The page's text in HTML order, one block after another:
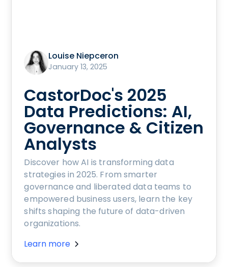
Louise Niepceron
January 13, 2025
CastorDoc's 2025
Data Predictions: AI,
Governance & Citizen
Analysts
Discover how AI is transforming data
strategies in 2025. From smarter
governance and liberated data teams to
empowered business users, learn the key
shifts shaping the future of data-driven
organizations.
Learn more